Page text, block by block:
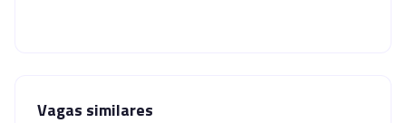
Vagas similares